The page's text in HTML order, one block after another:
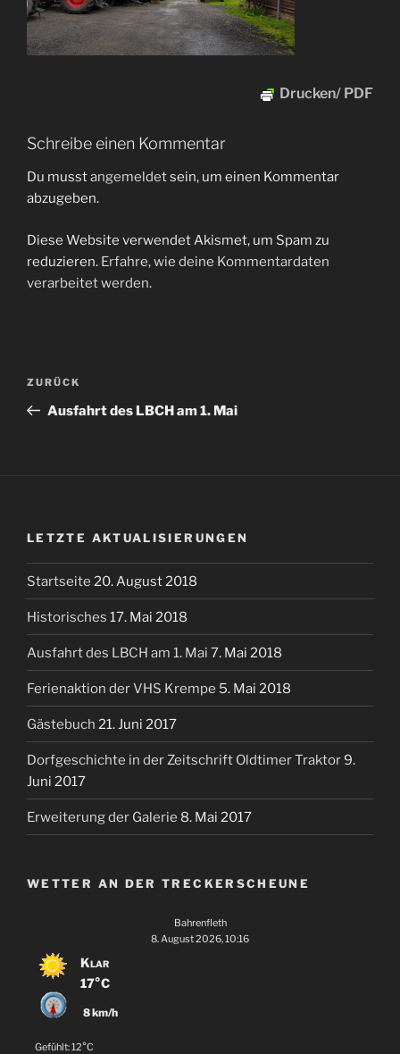
Drucken/ PDF
Schreibe einen Kommentar
Du musstangemeldetsein, um einen Kommentar
abzugeben.
Diese Website verwendet Akismet, um Spam zu
reduzieren. Erfahre, wie deine Kommentardaten
verarbeitet werden.
Beitragsnavigation
Vorheriger
Beitrag
ZURÜCK
Ausfahrt des LBCH am 1. Mai
LETZTE AKTUALISIERUNGEN
Startseite 20. August 2018
Historisches 17. Mai 2018
Ausfahrt des LBCH am 1. Mai 7. Mai 2018
Ferienaktion der VHS Krempe 5. Mai 2018
Gästebuch 21. Juni 2017
Dorfgeschichte in der Zeitschrift Oldtimer Traktor9.
Juni 2017
Erweiterung der Galerie 8. Mai 2017
WETTER AN DER TRECKERSCHEUNE
Bahrenfleth
8. August 2026, 10:16
Klar
17°C
8 km/h
Gefühlt: 12°C